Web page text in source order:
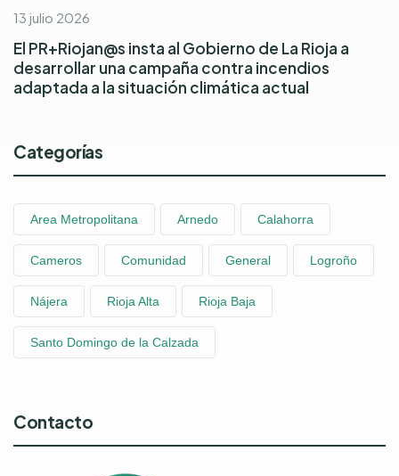
13 julio 2026
El PR+Riojan@s insta al Gobierno de La Rioja a
desarrollar una campaña contra incendios
adaptada a la situación climática actual
Categorías
Area Metropolitana Arnedo Calahorra
Cameros Comunidad General Logroño
Nájera Rioja Alta Rioja Baja
Santo Domingo de la Calzada
Contacto